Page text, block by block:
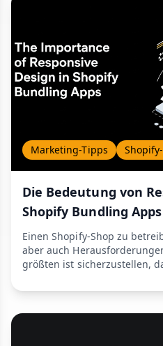
Marketing-Tipps
Die Bedeutung von
Shopify Bundling Apps
Einen Shopify-Shop zu
aber auch
größten ist sicherzustellen,